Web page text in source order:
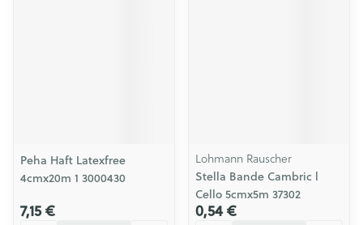
Peha Haft Latexfree
4cmx20m 1 3000430
7,15 €
Lohmann Rauscher
Stella Bande Cambric l
Cello 5cmx5m 37302
0,54 €